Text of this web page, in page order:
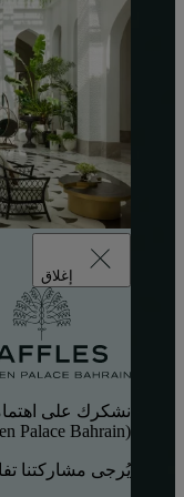
إغلاق
نشكرك على
(Raffles Al Areen Palace Bahrain).
يُرجى مشاركتنا